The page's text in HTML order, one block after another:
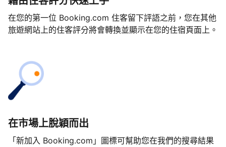
在您的第一位 Booking.com 住客留下評語之前，您在其他
旅遊網站上的住客評分將會轉換並顯示在您的住宿頁面上。
在市場上脫穎而出
「新加入 Booking.com」圖標可幫助您在我們的搜尋結果